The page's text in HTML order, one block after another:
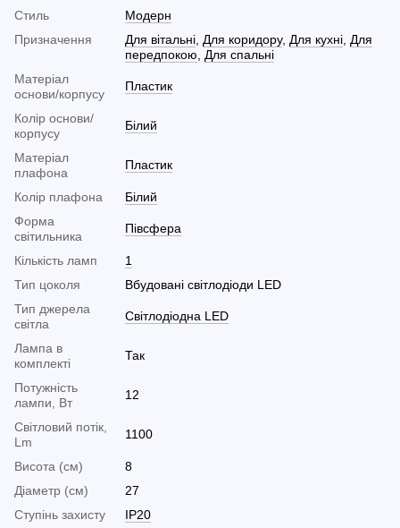
Стиль
Модерн
Призначення
Для вітальні, Для коридору, Для кухні, Для
передпокою, Для спальні
Матеріал
основи/корпусу
Пластик
Колір основи/
корпусу
Білий
Матеріал
плафона
Пластик
Колір плафона
Білий
Форма
світильника
Півсфера
Кількість ламп
1
Тип цоколя
Вбудовані світлодіоди LED
Тип джерела
світла
Світлодіодна LED
Лампа в
комплекті
Так
Потужність
лампи, Вт
12
Світловий потік,
Lm
1100
Висота (см)
8
Діаметр (см)
27
Ступінь захисту
IP20